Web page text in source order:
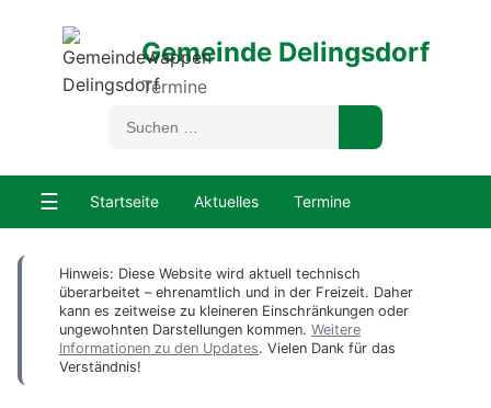
Gemeinde Delingsdorf
Termine
☰ Startseite Aktuelles Termine
Hinweis: Diese Website wird aktuell technisch
überarbeitet – ehrenamtlich und in der Freizeit. Daher
kann es zeitweise zu kleineren Einschränkungen oder
ungewohnten Darstellungen kommen. Weitere
Informationen zu den Updates. Vielen Dank für das
Verständnis!